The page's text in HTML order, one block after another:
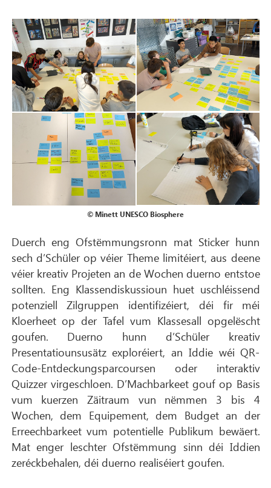
© Minett UNESCO Biosphere
Duerch eng Ofstëmmungsronn mat Sticker hunn
sech d’Schüler op véier Theme limitéiert, aus deene
véier kreativ Projeten an de Wochen duerno entstoe
sollten. Eng Klassendiskussioun huet uschléissend
potenziell Zilgruppen identifizéiert, déi fir méi
Kloerheet op der Tafel vum Klassesall opgelëscht
goufen. Duerno hunn d’Schüler kreativ
Presentatiounsusätz exploréiert, an Iddie wéi QR-
Code-Entdeckungsparcoursen oder interaktiv
Quizzer virgeschloen. D’Machbarkeet gouf op Basis
vum kuerzen Zäitraum vun nëmmen 3 bis 4
Wochen, dem Equipement, dem Budget an der
Erreechbarkeet vum potentielle Publikum bewäert.
Mat enger leschter Ofstëmmung sinn déi Iddien
zeréckbehalen, déi duerno realiséiert goufen.